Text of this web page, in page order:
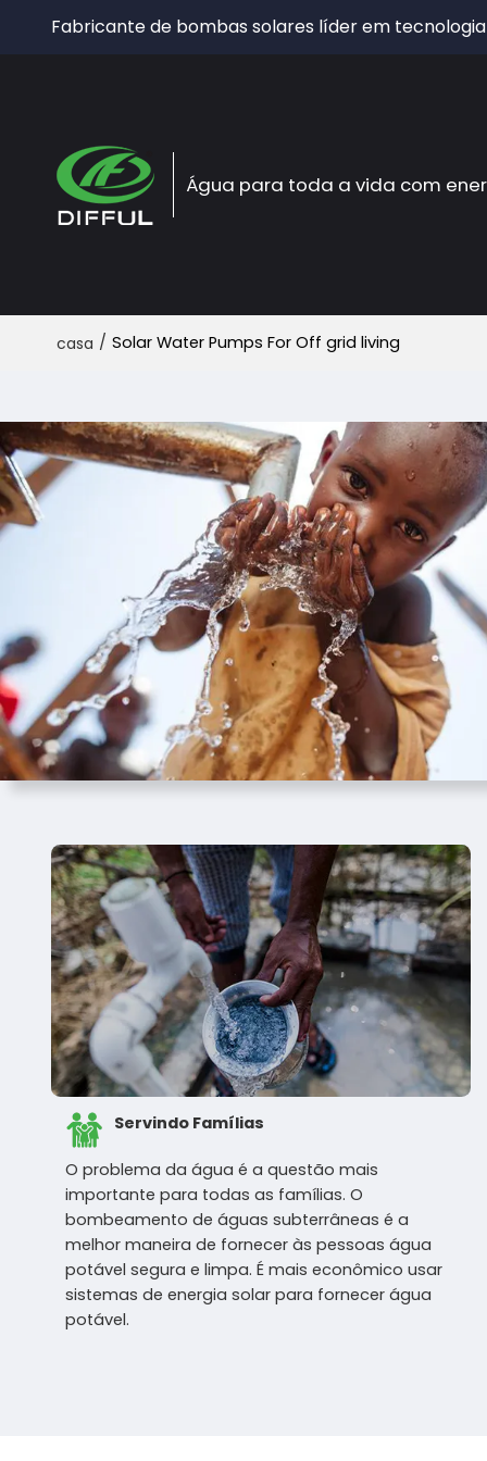
Fabricante de bombas solares líder em
Água para toda a vida com
casa / Solar Water Pumps For Off grid living
Servindo Famílias
O problema da água é a questão mais
importante para todas as famílias. O
bombeamento de águas subterrâneas é a
melhor maneira de fornecer às pessoas água
potável segura e limpa. É mais econômico usar
sistemas de energia solar para fornecer água
potável.